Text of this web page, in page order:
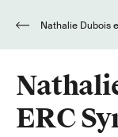
Nathalie Dubois
ERC